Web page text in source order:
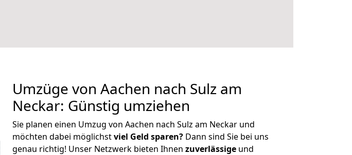
Umzüge von Aachen nach Sulz am
Neckar: Günstig umziehen
Sie planen einen Umzug von Aachen nach Sulz am Neckar und
möchten dabei möglichstviel Geld sparen? Dann sind Sie bei uns
genau richtig! Unser Netzwerk bieten Ihnen zuverlässige und